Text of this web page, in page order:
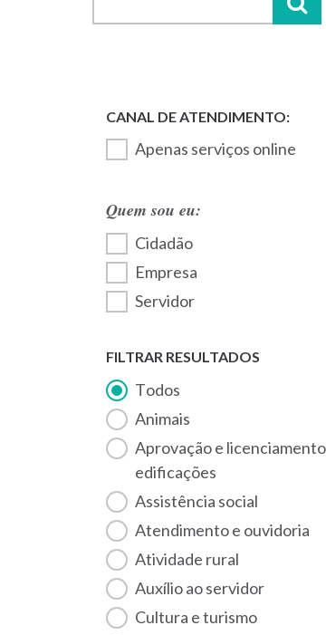
Apenas serviços online
Quem sou eu:
Cidadão
Empresa
Servidor
FILTRAR RESULTADOS
Todos
Animais
Aprovação e licenciamento de
edificações
Assistência social
Atendimento e ouvidoria
Atividade rural
Auxílio ao servidor
Cultura e turismo